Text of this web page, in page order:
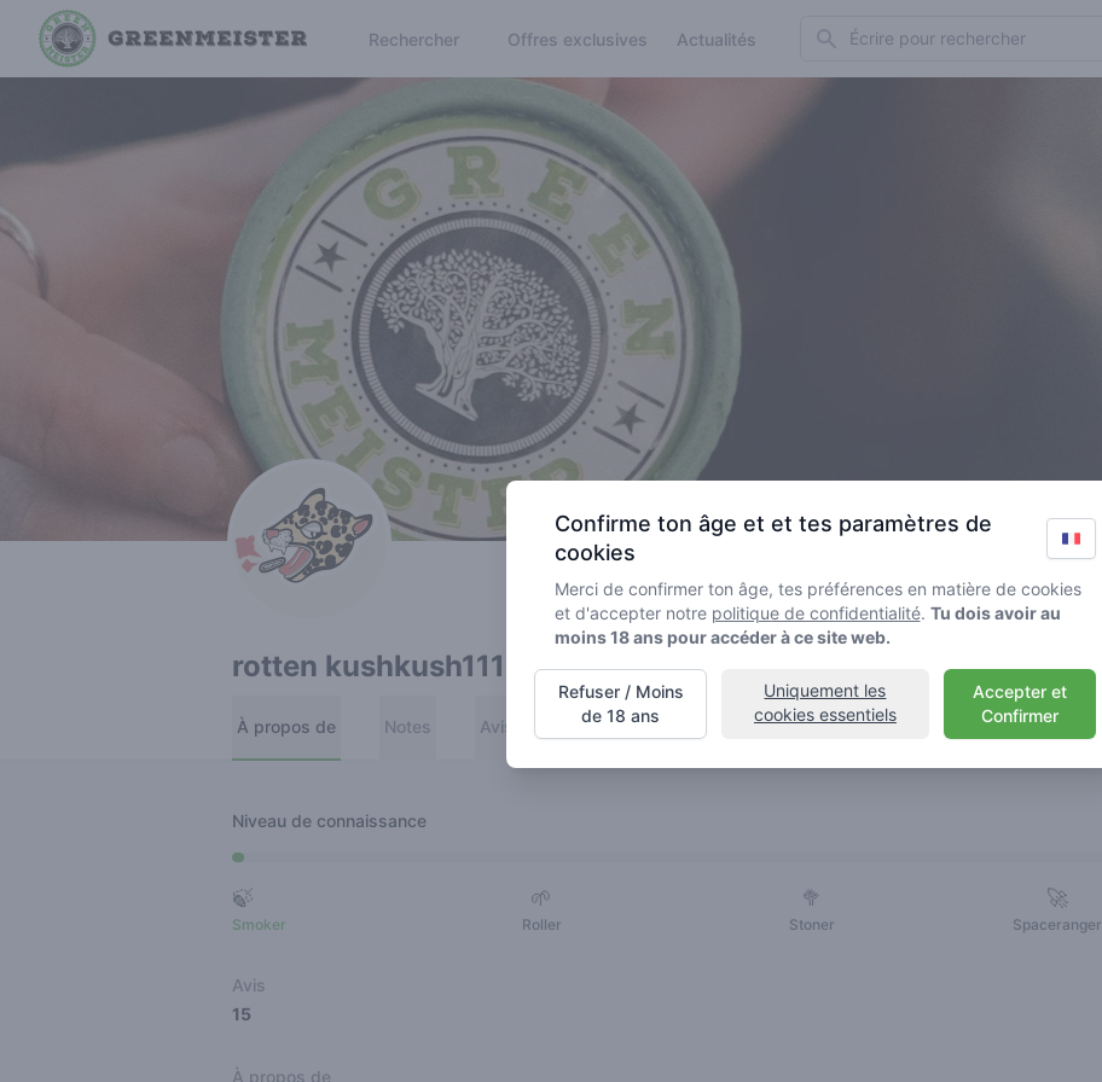
Rechercher Offres exclusives Actualités Search
rotten kushkush111
À propos de Notes Avis Amis
Niveau de connaissance
🍃
Smoker
🌱
Roller
🥦
Stoner
🚀
Spaceranger
Avis
15
À propos de
Confirme ton âge et et tes paramètres de
cookies
Merci de confirmer ton âge, tes préférences en matière de cookies
et d'accepter notre politique de confidentialité. Tu dois avoir au
moins 18 ans pour accéder à ce site web.
Accepter et
Confirmer
Uniquement les
cookies essentiels
Refuser / Moins
de 18 ans